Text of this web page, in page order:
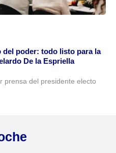
del poder: todo listo para la
De la Espriella
prensa del presidente electo